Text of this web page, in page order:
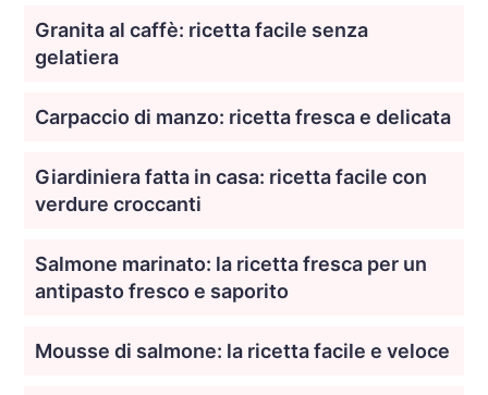
Granita al caffè: ricetta facile senza
gelatiera
Carpaccio di manzo: ricetta fresca e delicata
Giardiniera fatta in casa: ricetta facile con
verdure croccanti
Salmone marinato: la ricetta fresca per un
antipasto fresco e saporito
Mousse di salmone: la ricetta facile e veloce